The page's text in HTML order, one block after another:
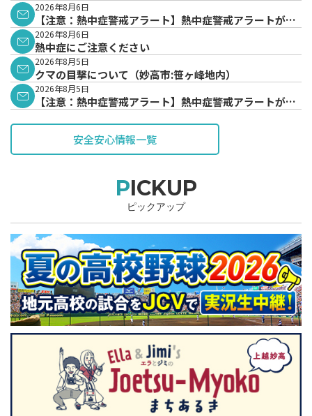
2026年8月6日
【注意：熱中症警戒アラート】熱中症警戒アラートが発
表されています。
2026年8月6日
熱中症にご注意ください
2026年8月5日
クマの目撃について（妙高市:笹ヶ峰地内）
2026年8月5日
【注意：熱中症警戒アラート】熱中症警戒アラートが発
安全安心情報一覧
PICKUP
ピックアップ